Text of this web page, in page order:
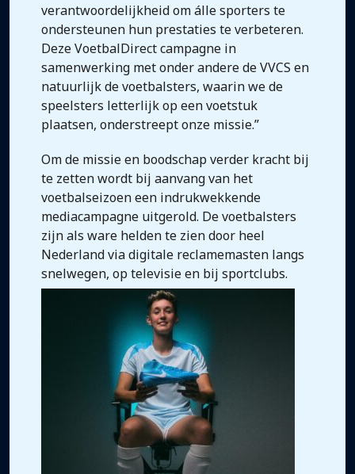
verantwoordelijkheid om álle sporters te
ondersteunen hun prestaties te verbeteren.
Deze VoetbalDirect campagne in
samenwerking met onder andere de VVCS en
natuurlijk de voetbalsters, waarin we de
speelsters letterlijk op een voetstuk
plaatsen, onderstreept onze missie.”
Om de missie en boodschap verder kracht bij
te zetten wordt bij aanvang van het
voetbalseizoen een indrukwekkende
mediacampagne uitgerold. De voetbalsters
zijn als ware helden te zien door heel
Nederland via digitale reclamemasten langs
snelwegen, op televisie en bij sportclubs.